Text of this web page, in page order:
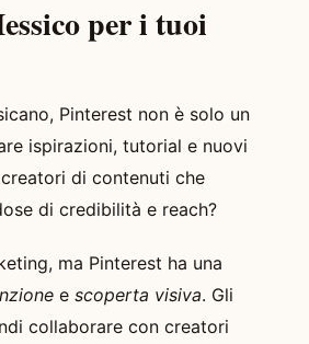
per i tuoi
Pinterest non è solo un
ispirazioni, tutorial e nuovi
di contenuti che
di credibilità e reach?
ma Pinterest ha una
e scoperta visiva. Gli
collaborare con creatori